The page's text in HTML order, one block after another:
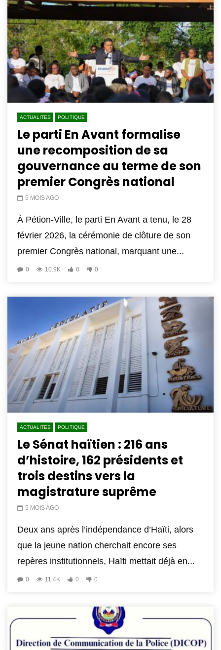
ACTUALITES POLITIQUE
Le parti En Avant formalise
une recomposition de sa
gouvernance au terme de son
premier Congrès national
5 MOIS AGO
À Pétion-Ville, le parti En Avant a tenu, le 28
février 2026, la cérémonie de clôture de son
premier Congrès national, marquant une...
0 10.9K 0 0
ACTUALITES POLITIQUE
Le Sénat haïtien : 216 ans
d’histoire, 162 présidents et
trois destins vers la
magistrature suprême
5 MOIS AGO
Deux ans après l’indépendance d’Haïti, alors
que la jeune nation cherchait encore ses
repères institutionnels, Haïti mettait déjà en...
0 11.4K 0 0